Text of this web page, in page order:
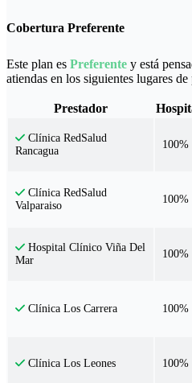
Cobertura Preferente
Este plan es Preferente y está
atiendas en los siguientes lugares de
Prestador
Clínica RedSalud
Rancagua
100%
Clínica RedSalud
Valparaiso
100%
Hospital Clínico Viña Del
Mar
100%
Clínica Los Carrera 100%
Clínica Los Leones 100%